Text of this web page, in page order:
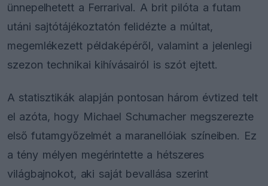
ünnepelhetett a Ferrarival. A brit pilóta a futam
utáni sajtótájékoztatón felidézte a múltat,
megemlékezett példaképéről, valamint a jelenlegi
szezon technikai kihívásairól is szót ejtett.
A statisztikák alapján pontosan három évtized telt
el azóta, hogy Michael Schumacher megszerezte
első futamgyőzelmét a maranellóiak színeiben. Ez
a tény mélyen megérintette a hétszeres
világbajnokot, aki saját bevallása szerint